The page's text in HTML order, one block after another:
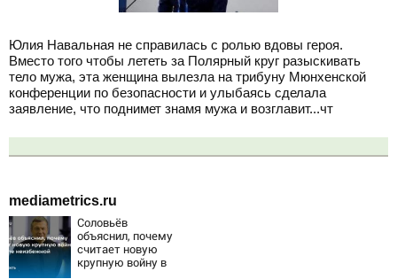
Юлия Навальная не справилась с ролью вдовы героя.
Вместо того чтобы лететь за Полярный круг разыскивать
тело мужа, эта женщина вылезла на трибуну Мюнхенской
конференции по безопасности и улыбаясь сделала
заявление, что поднимет знамя мужа и возглавит...чт
mediametrics.ru
Соловьёв
объяснил, почему
считает новую
крупную войну в